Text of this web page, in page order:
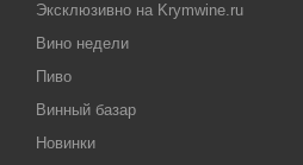
Эксклюзивно на Krymwine.ru
Вино недели
Пиво
Винный базар
Новинки